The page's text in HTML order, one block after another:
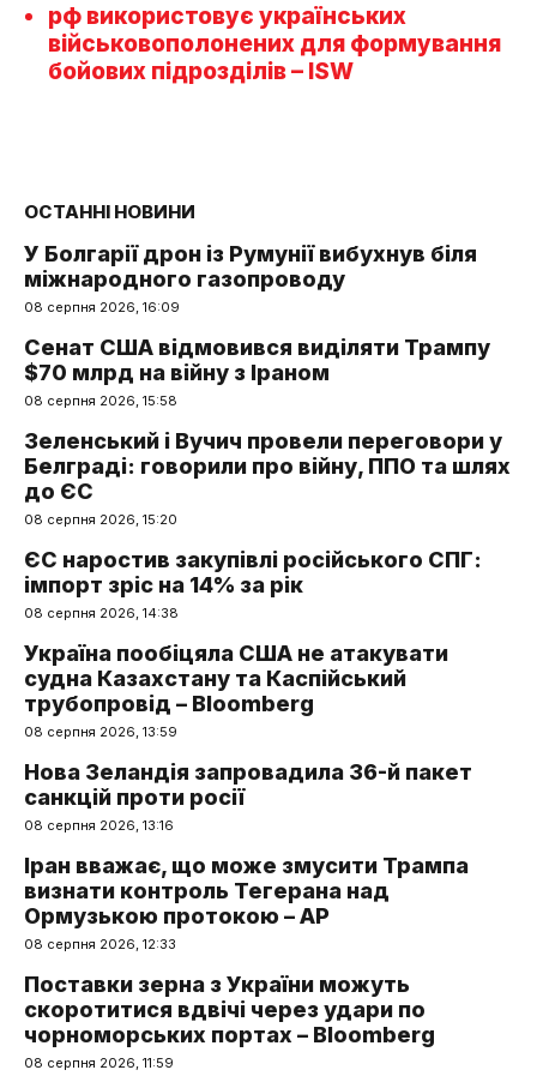
рф використовує українських
військовополонених для формування
бойових підрозділів – ISW
ОСТАННІ НОВИНИ
У Болгарії дрон із Румунії вибухнув біля
міжнародного газопроводу
08 серпня 2026, 16:09
Сенат США відмовився виділяти Трампу
$70 млрд на війну з Іраном
08 серпня 2026, 15:58
Зеленський і Вучич провели переговори у
Белграді: говорили про війну, ППО та шлях
до ЄС
08 серпня 2026, 15:20
ЄС наростив закупівлі російського СПГ:
імпорт зріс на 14% за рік
08 серпня 2026, 14:38
Україна пообіцяла США не атакувати
судна Казахстану та Каспійський
трубопровід – Bloomberg
08 серпня 2026, 13:59
Нова Зеландія запровадила 36-й пакет
санкцій проти росії
08 серпня 2026, 13:16
Іран вважає, що може змусити Трампа
визнати контроль Тегерана над
Ормузькою протокою – AP
08 серпня 2026, 12:33
Поставки зерна з України можуть
скоротитися вдвічі через удари по
чорноморських портах – Bloomberg
08 серпня 2026, 11:59